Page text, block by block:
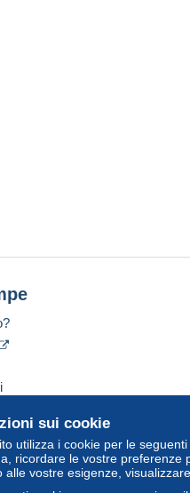
sui cookie
utilizza i cookie per le
ricordare le vostre preferenze
alle vostre esigenze,
USD America/